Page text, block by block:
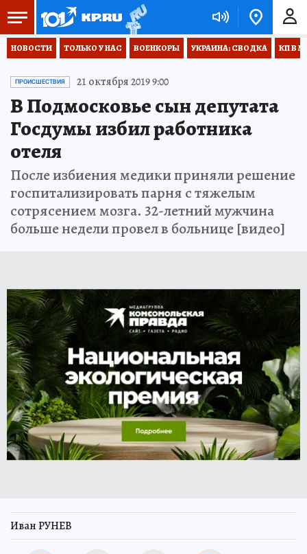
НОВОСТИ ТОЛЬКО У НАС ВОЕНКОРЫ УКРАИНА: СВОДКА КП В
ПРОИСШЕСТВИЯ 21 октября 2019 9:00
В Подмосковье cын депутата
Госдумы избил работника
отеля
После избиения медики приняли решение
госпитализировать парня с тяжелым
сотрясением мозга. 32-летний мужчина
больше недели провел в больнице [видео]
Иван РУНЕВ